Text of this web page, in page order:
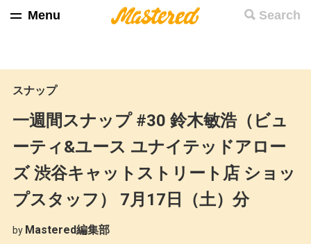
Search
Menu
スナップ
一週間スナップ #30 鈴木敏浩（ビュ
ーティ&ユース ユナイテッドアロー
ズ 渋谷キャットストリート店 ショッ
プスタッフ） 7月17日（土）分
by Mastered編集部